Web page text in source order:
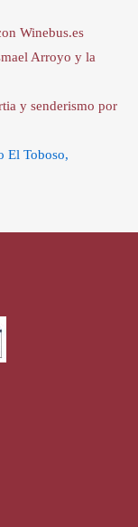
Winebus.es
Arroyo y la
y senderismo por
El Toboso,